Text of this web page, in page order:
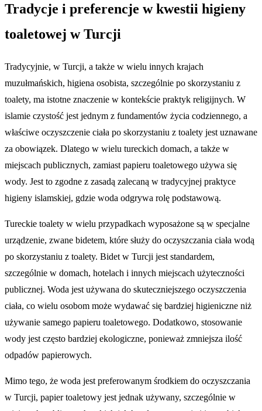
Tradycje i preferencje w kwestii higieny
toaletowej w Turcji
Tradycyjnie, w Turcji, a także w wielu innych krajach
muzułmańskich, higiena osobista, szczególnie po skorzystaniu z
toalety, ma istotne znaczenie w kontekście praktyk religijnych. W
islamie czystość jest jednym z fundamentów życia codziennego, a
właściwe oczyszczenie ciała po skorzystaniu z toalety jest uznawane
za obowiązek. Dlatego w wielu tureckich domach, a także w
miejscach publicznych, zamiast papieru toaletowego używa się
wody. Jest to zgodne z zasadą zalecaną w tradycyjnej praktyce
higieny islamskiej, gdzie woda odgrywa rolę podstawową.
Tureckie toalety w wielu przypadkach wyposażone są w specjalne
urządzenie, zwane bidetem, które służy do oczyszczania ciała wodą
po skorzystaniu z toalety. Bidet w Turcji jest standardem,
szczególnie w domach, hotelach i innych miejscach użyteczności
publicznej. Woda jest używana do skuteczniejszego oczyszczenia
ciała, co wielu osobom może wydawać się bardziej higieniczne niż
używanie samego papieru toaletowego. Dodatkowo, stosowanie
wody jest często bardziej ekologiczne, ponieważ zmniejsza ilość
odpadów papierowych.
Mimo tego, że woda jest preferowanym środkiem do oczyszczania
w Turcji, papier toaletowy jest jednak używany, szczególnie w